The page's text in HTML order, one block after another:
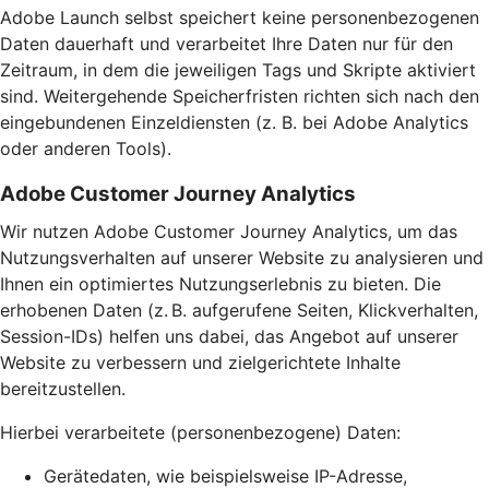
Adobe Launch selbst speichert keine personenbezogenen
Daten dauerhaft und verarbeitet Ihre Daten nur für den
Zeitraum, in dem die jeweiligen Tags und Skripte aktiviert
sind. Weitergehende Speicherfristen richten sich nach den
eingebundenen Einzeldiensten (z. B. bei Adobe Analytics
oder anderen Tools).
Adobe Customer Journey Analytics
Wir nutzen Adobe Customer Journey Analytics, um das
Nutzungsverhalten auf unserer Website zu analysieren und
Ihnen ein optimiertes Nutzungserlebnis zu bieten. Die
erhobenen Daten (z. B. aufgerufene Seiten, Klickverhalten,
Session-IDs) helfen uns dabei, das Angebot auf unserer
Website zu verbessern und zielgerichtete Inhalte
bereitzustellen.
Hierbei verarbeitete (personenbezogene) Daten:
Gerätedaten, wie beispielsweise IP-Adresse,